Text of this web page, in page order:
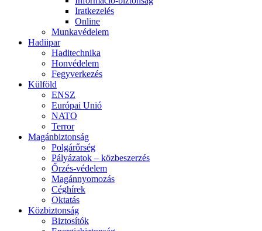
Iratkezelés
Online
Munkavédelem
Hadiipar
Haditechnika
Honvédelem
Fegyverkezés
Külföld
ENSZ
Európai Unió
NATO
Terror
Magánbiztonság
Polgárőrség
Pályázatok – közbeszerzés
Őrzés-védelem
Magánnyomozás
Céghírek
Oktatás
Közbiztonság
Biztosítók